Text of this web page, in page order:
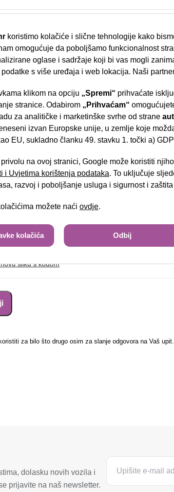
sliku s kodom
sa slike
za bilo što drugo osim za slanje odgovora na Vaš upit.
dolasku novih vozila i
prijavite na naš newsletter.
- Slavonska
koristimo kolačiće i slične tehnologije kako
omogućuje da poboljšamo funkcionalnost
oglase i sadržaje koji bi vas mogli
s više uređaja i web lokacija. Naši
klikom na opciju „Spremi“ prihvaćate
stranice. Odabirom „Prihvaćam“
za analitičke i marketinške svrhe od strane
izvan Europske unije, u zemlje koje
EU, sukladno članku 49. stavku 1. točki a)
na ovoj stranici, Google može koristiti
i Uvjetima korištenja podataka. To uključuje
razvoj i poboljšanje usluga i sigurnost i
možete naći ovdje.
kolačića Odbij